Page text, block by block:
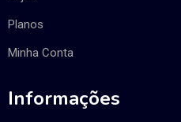
Planos
Minha Conta
Informações